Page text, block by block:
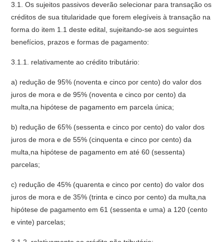
3.1. Os sujeitos passivos deverão selecionar para transação os
créditos de sua titularidade que forem elegíveis à transação na
forma do item 1.1 deste edital, sujeitando-se aos seguintes
benefícios, prazos e formas de pagamento:
3.1.1. relativamente ao crédito tributário:
a) redução de 95% (noventa e cinco por cento) do valor dos
juros de mora e de 95% (noventa e cinco por cento) da
multa,na hipótese de pagamento em parcela única;
b) redução de 65% (sessenta e cinco por cento) do valor dos
juros de mora e de 55% (cinquenta e cinco por cento) da
multa,na hipótese de pagamento em até 60 (sessenta)
parcelas;
c) redução de 45% (quarenta e cinco por cento) do valor dos
juros de mora e de 35% (trinta e cinco por cento) da multa,na
hipótese de pagamento em 61 (sessenta e uma) a 120 (cento
e vinte) parcelas;